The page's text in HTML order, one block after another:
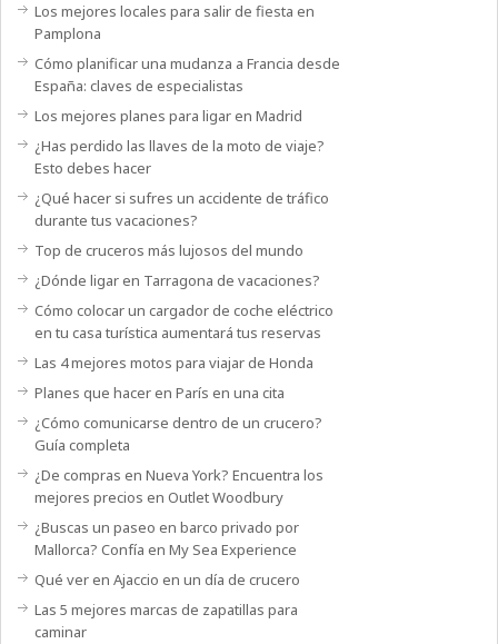
Los mejores locales para salir de fiesta en
Pamplona
Cómo planificar una mudanza a Francia desde
España: claves de especialistas
Los mejores planes para ligar en Madrid
¿Has perdido las llaves de la moto de viaje?
Esto debes hacer
¿Qué hacer si sufres un accidente de tráfico
durante tus vacaciones?
Top de cruceros más lujosos del mundo
¿Dónde ligar en Tarragona de vacaciones?
Cómo colocar un cargador de coche eléctrico
en tu casa turística aumentará tus reservas
Las 4 mejores motos para viajar de Honda
Planes que hacer en París en una cita
¿Cómo comunicarse dentro de un crucero?
Guía completa
¿De compras en Nueva York? Encuentra los
mejores precios en Outlet Woodbury
¿Buscas un paseo en barco privado por
Mallorca? Confía en My Sea Experience
Qué ver en Ajaccio en un día de crucero
Las 5 mejores marcas de zapatillas para
caminar